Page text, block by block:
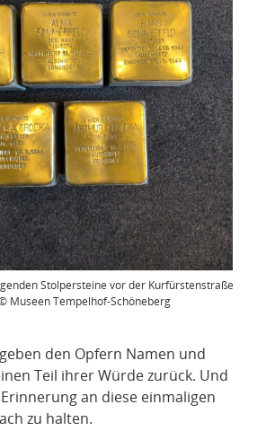
Stolpersteine vor der Kurfürstenstraße
Museen Tempelhof-Schöneberg
den Opfern Namen und
Teil ihrer Würde zurück. Und
an diese einmaligen
zu halten.